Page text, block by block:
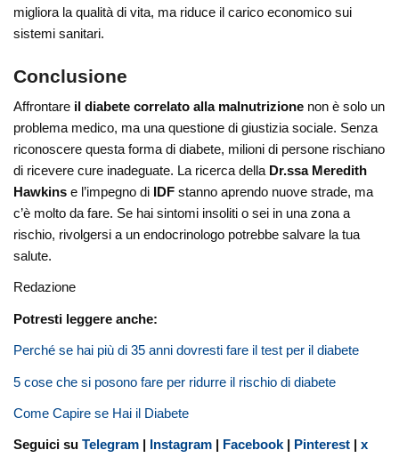
migliora la qualità di vita, ma riduce il carico economico sui
sistemi sanitari.
Conclusione
Affrontare il diabete correlato alla malnutrizione non è solo un
problema medico, ma una questione di giustizia sociale. Senza
riconoscere questa forma di diabete, milioni di persone rischiano
di ricevere cure inadeguate. La ricerca della Dr.ssa Meredith
Hawkinse l’impegno di IDFstanno aprendo nuove strade, ma
c’è molto da fare. Se hai sintomi insoliti o sei in una zona a
rischio, rivolgersi a un endocrinologo potrebbe salvare la tua
salute.
Redazione
Potresti leggere anche:
Perché se hai più di 35 anni dovresti fare il test per il diabete
5 cose che si posono fare per ridurre il rischio di diabete
Come Capire se Hai il Diabete
Seguici suTelegram | Instagram | Facebook | Pinterest |x